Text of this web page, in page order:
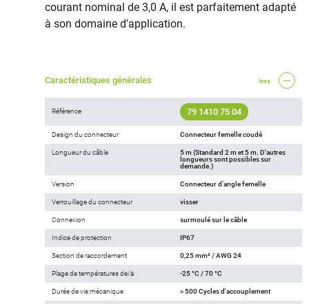
courant nominal de 3,0 A, il est parfaitement adapté
à son domaine d'application.
Caractéristiques générales less
Référence 79 1410 75 04
Design du connecteur Connecteur femelle coudé
Longueur du câble
5 m (Standard 2 m et 5 m. D'autres
longueurs sont possibles sur
demande.)
Version Connecteur d‘angle femelle
Verrouillage du connecteur visser
Connexion surmoulé sur le câble
Indice de protection IP67
Section de raccordement 0,25 mm² / AWG 24
Plage de températures de/à -25 °C / 70 °C
Durée de vie mécanique > 500 Cycles d'accouplement